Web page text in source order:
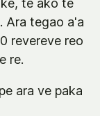
te ako te
Ara tegao a'a
revereve reo
re.
ara ve paka